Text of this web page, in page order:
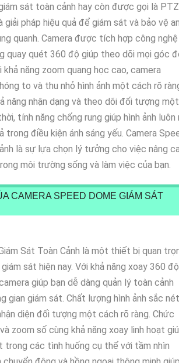
sát toàn cảnh hay còn được gọi là PTZ
pháp hiệu quả để giám sát và bảo vệ
quanh. Camera được tích hợp công nghệ
quay quét 360 độ giúp theo dõi mọi góc
năng zoom quang học cao, camera
to và thu nhỏ hình ảnh một cách rõ
năng nhận dạng và theo dõi đối tượng một
tính năng chống rung giúp hình ảnh luôn
trong điều kiện ánh sáng yếu. Camera
là sự lựa chọn lý tưởng cho việc nâng
môi trường sống và làm việc của bạn.
CAMERA SPEED DOME GIÁM SÁT
Sát Toàn Cảnh là một thiết bị quan
sát hiện nay. Với khả năng xoay 360 độ
giúp bạn dễ dàng quản lý toàn cảnh
gian giám sát. Chất lượng hình ảnh sắc
diện đối tượng một cách rõ ràng. Chức
zoom số cùng khả năng xoay linh hoạt
trong các tình huống cụ thể với tầm nhìn